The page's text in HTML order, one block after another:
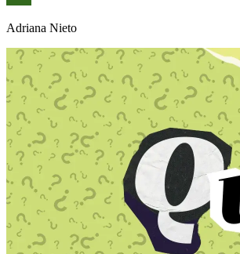
Adriana Nieto